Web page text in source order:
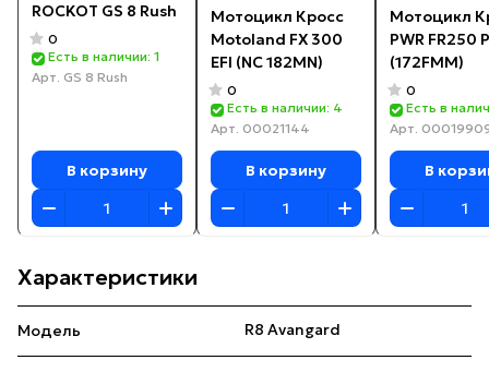
ROCKOT GS 8 Rush
0
Есть в наличии: 1
Арт. GS 8 Rush
В корзину
Мотоцикл Кросс
Motoland FX 300
EFI (NC 182MN)
0
Есть в наличии: 4
Арт. 00021144
В корзину
Мотоцикл
PWR FR250
(172FMM)
0
Есть в
Арт.
В
Характеристики
Модель R8 Avangard